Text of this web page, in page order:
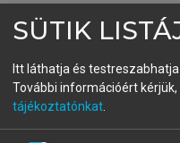
fiókoddal,
A regisztráció után a
SÜTIK
Itt láthatja és
További információért kérjük,
tájékoztatónkat